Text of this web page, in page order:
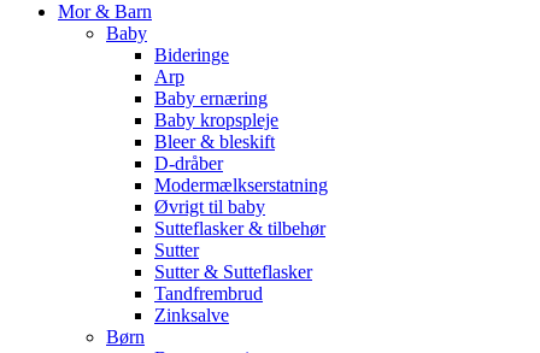
Mor & Barn
Baby
Bideringe
Arp
Baby ernæring
Baby kropspleje
Bleer & bleskift
D-dråber
Modermælkserstatning
Øvrigt til baby
Sutteflasker & tilbehør
Sutter
Sutter & Sutteflasker
Tandfrembrud
Zinksalve
Børn